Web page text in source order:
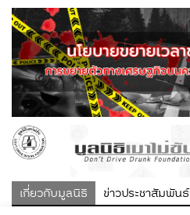
เกี่ยวกับมูลนิธิ ข่าวประชาสัมพันธ์